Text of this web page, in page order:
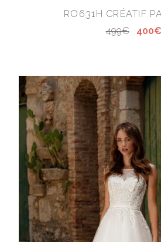
RO631H CRÉATIF
499€
400€